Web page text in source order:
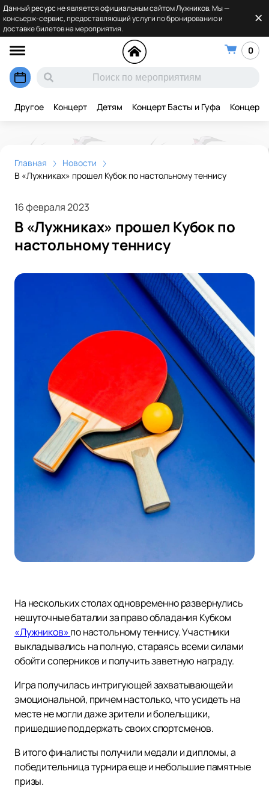
Данный ресурс не является официальным сайтом Лужников. Мы —
консьерж-сервис, предоставляющий услуги по бронированию и
доставке билетов на мероприятия.
0
Другое Концерт Детям Концерт Басты и Гуфа Концерт
Главная
Новости
В «Лужниках» прошел Кубок по настольному теннису
16 февраля 2023
В «Лужниках» прошел Кубок по
настольному теннису
На нескольких столах одновременно развернулись
нешуточные баталии за право обладания Кубком
«Лужников»по настольному теннису. Участники
выкладывались на полную, стараясь всеми силами
обойти соперников и получить заветную награду.
Игра получилась интригующей захватывающей и
эмоциональной, причем настолько, что усидеть на
месте не могли даже зрители и болельщики,
пришедшие поддержать своих спортсменов.
В итого финалисты получили медали и дипломы, а
победительница турнира еще и небольшие памятные
призы.